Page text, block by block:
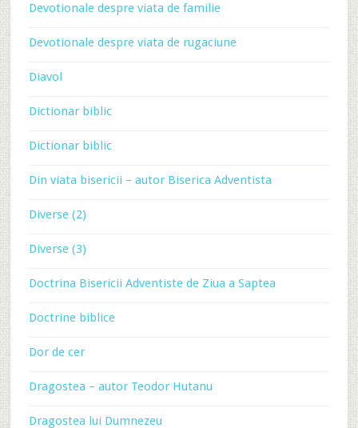
Devotionale despre viata de familie
Devotionale despre viata de rugaciune
Diavol
Dictionar biblic
Dictionar biblic
Din viata bisericii – autor Biserica Adventista
Diverse (2)
Diverse (3)
Doctrina Bisericii Adventiste de Ziua a Saptea
Doctrine biblice
Dor de cer
Dragostea – autor Teodor Hutanu
Dragostea lui Dumnezeu